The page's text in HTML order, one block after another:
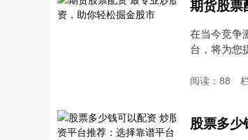
期货股票
在当今竞争
台，将为您
阅读： 88